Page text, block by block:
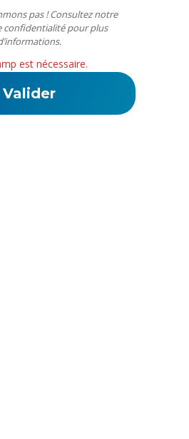
pas ! Consultez notre
confidentialitépour plus
est nécessaire.